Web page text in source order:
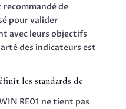
de
pour valider
avec leurs objectifs
des indicateurs est
les standards de
RE01 ne tient pas